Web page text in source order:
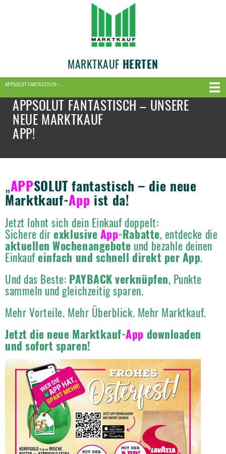
MARKTKAUF HERTEN
APPSOLUT FANTASTISCH –…
APPSOLUT FANTASTISCH – UNSERE
NEUE MARKTKAUF
APP!
„APPSOLUT fantastisch – die neue
Marktkauf-App ist da!
Jetzt lohnt sich dein Einkauf doppelt:
Sichere direxklusiveApp-Rabatte, entdecke die
aktuellen Wochenangebote und bezahle deinen
Einkaufeinfach und schnell direkt per App.
Und das Beste: PAYBACK verknüpfen, Punkte
sammeln und gleichzeitig sparen.
Mehr Vorteile. Mehr Überblick. Mehr Marktkauf.
Jetzt die neue Marktkauf-App downloaden
und sofort sparen!